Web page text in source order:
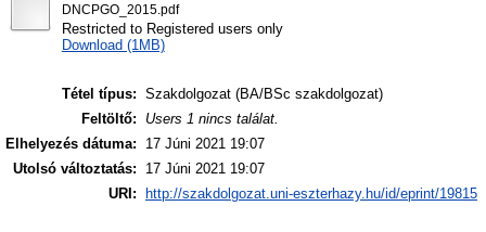
DNCPGO_2015.pdf
Restricted to Registered users only
Download (1MB)
Tétel típus: Szakdolgozat (BA/BSc szakdolgozat)
Feltöltő:
Users 1 nincs találat.
Elhelyezés dátuma:
17 Júni 2021 19:07
Utolsó változtatás:
17 Júni 2021 19:07
URI:
http://szakdolgozat.uni-eszterhazy.hu/id/eprint/19815